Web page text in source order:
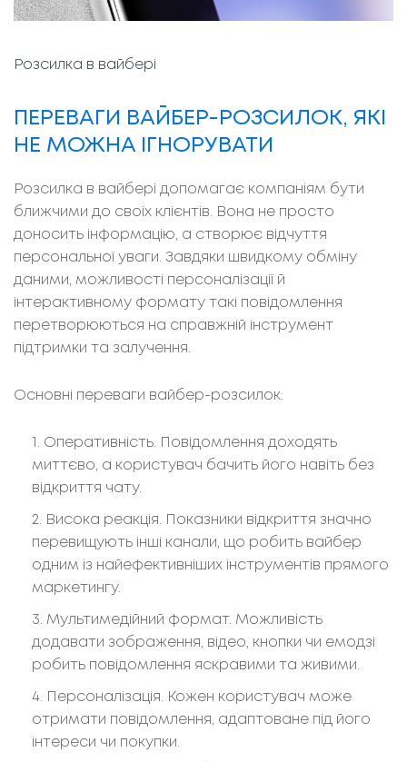
Розсилка в вайбері
ПЕРЕВАГИ ВАЙБЕР-РОЗСИЛОК, ЯКІ
НЕ МОЖНА ІГНОРУВАТИ
Розсилка в вайбері допомагає компаніям бути
ближчими до своїх клієнтів. Вона не просто
доносить інформацію, а створює відчуття
персональної уваги. Завдяки швидкому обміну
даними, можливості персоналізації й
інтерактивному формату такі повідомлення
перетворюються на справжній інструмент
підтримки та залучення.
Основні переваги вайбер-розсилок:
Оперативність. Повідомлення доходять
миттєво, а користувач бачить його навіть без
відкриття чату.
Висока реакція. Показники відкриття значно
перевищують інші канали, що робить вайбер
одним із найефективніших інструментів прямого
маркетингу.
Мультимедійний формат. Можливість
додавати зображення, відео, кнопки чи емодзі
робить повідомлення яскравими та живими.
Персоналізація. Кожен користувач може
отримати повідомлення, адаптоване під його
інтереси чи покупки.